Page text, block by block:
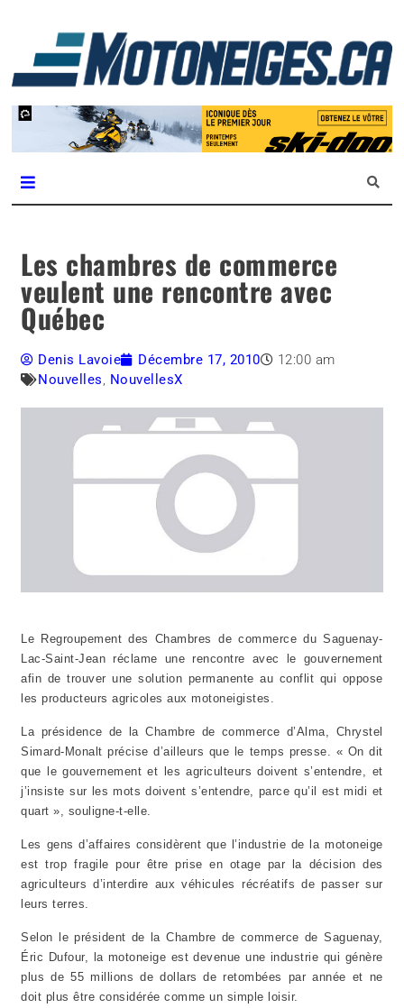
Magazine Motoneiges.ca
Les chambres de commerce
veulent une rencontre avec
Québec
Denis Lavoie Décembre 17, 2010
12:00 am
Nouvelles, NouvellesX
Le Regroupement des Chambres de commerce du Saguenay-
Lac-Saint-Jean réclame une rencontre avec le gouvernement
afin de trouver une solution permanente au conflit qui oppose
les producteurs agricoles aux motoneigistes.
La présidence de la Chambre de commerce d’Alma, Chrystel
Simard-Monalt précise d’ailleurs que le temps presse. « On dit
que le gouvernement et les agriculteurs doivent s’entendre, et
j’insiste sur les mots doivent s’entendre, parce qu’il est midi et
quart », souligne-t-elle.
Les gens d’affaires considèrent que l’industrie de la motoneige
est trop fragile pour être prise en otage par la décision des
agriculteurs d’interdire aux véhicules récréatifs de passer sur
leurs terres.
Selon le président de la Chambre de commerce de Saguenay,
Éric Dufour, la motoneige est devenue une industrie qui génère
plus de 55 millions de dollars de retombées par année et ne
doit plus être considérée comme un simple loisir.